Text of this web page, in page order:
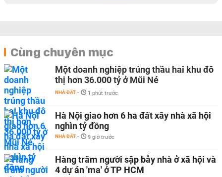
Cùng chuyên mục
Một doanh nghiệp trúng thầu hai khu đô
thị hơn 36.000 tỷ ở Mũi Né
NHÀ ĐẤT - 1 phút trước
Hà Nội giao hơn 6 ha đất xây nhà xã hội
nghìn tỷ đồng
NHÀ ĐẤT - 9 giờ trước
Hàng trăm người sập bẫy nhà ở xã hội và
4 dự án 'ma' ở TP HCM